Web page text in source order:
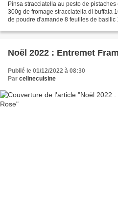
Pinsa stracciatella au pesto de
300g de fromage stracciatella di buffala
de poudre d'amande 8 feuilles de
Noël 2022 : Entremet
Publié le 01/12/2022 à 08:30
Par celinecuisine